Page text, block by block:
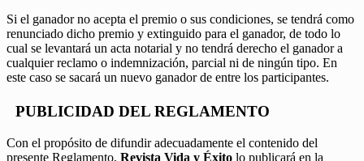
Si el ganador no acepta el premio o sus condiciones, se tendrá como
renunciado dicho premio y extinguido para el ganador, de todo lo
cual se levantará un acta notarial y no tendrá derecho el ganador a
cualquier reclamo o indemnización, parcial ni de ningún tipo. En
este caso se sacará un nuevo ganador de entre los participantes.
PUBLICIDAD DEL REGLAMENTO
Con el propósito de difundir adecuadamente el contenido del
presente Reglamento, Revista Vida y Éxito lo publicará en la